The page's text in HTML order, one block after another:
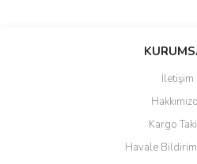
Bu ürüne ilk
Ürün resmi kalitesiz, bozuk veya
Ürün açıklamasında eksik bilgiler
Ürün bilgilerinde hatalar
İletişim
Kargo
Havale